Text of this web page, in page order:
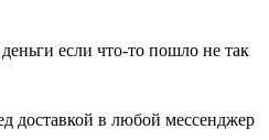
если что-то пошло не так
доставкой в любой мессенджер